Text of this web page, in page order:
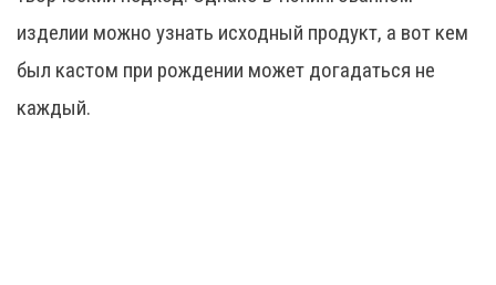
изделии можно узнать исходный продукт, а вот кем
был кастом при рождении может догадаться не
каждый.